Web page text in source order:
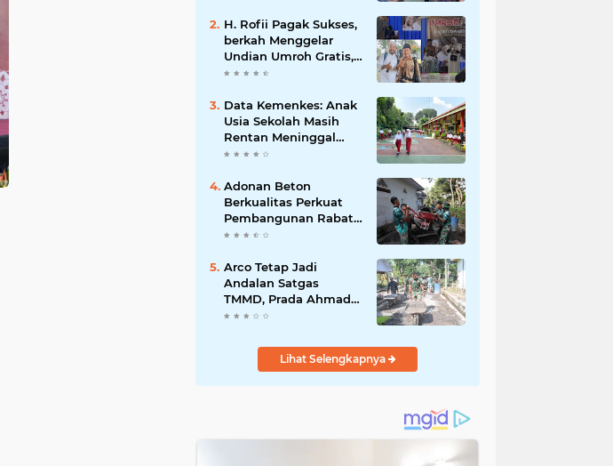
UMKM.
H. Rofii Pagak Sukses,
berkah Menggelar
Undian Umroh Gratis,
Wujud Kepedulian
Data Kemenkes: Anak
Usia Sekolah Masih
Rentan Meninggal
Akibat DBD
Adonan Beton
Berkualitas Perkuat
Pembangunan Rabat
Jalan TMMD ke-129 di
Arco Tetap Jadi
Andalan Satgas
TMMD, Prada Ahmad
Afandi Percepat
Pengecoran
Lihat Selengkapnya